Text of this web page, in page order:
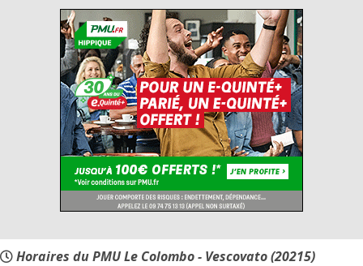
Horaires du PMU Le Colombo - Vescovato (20215)